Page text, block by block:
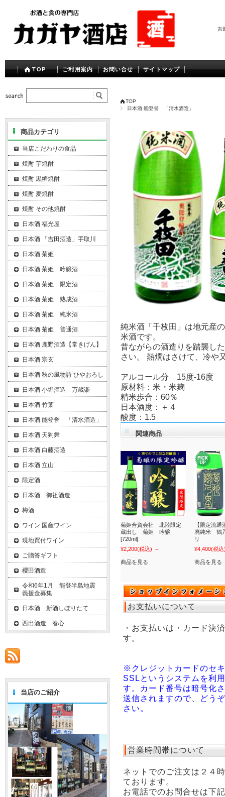
吉
TOP ご利用案内 お問い合せ サイトマップ
TOP
日本酒 能登誉 「清水酒造」
純米酒「千枚田」は地元産
米酒です。
昔ながらの酒造りを踏襲し
さい。 熱燗はさけて、冷や
アルコール分 15度-16度
原材料：米・米麹
精米歩合：60％
日本酒度：＋４
酸度：1.5
関連商品
菊姫合資会社 北陸限定
蔵出し 菊姫 吟醸
[720ml]
¥2,200(税込) ～
商品を見る
【限定流
廃純米 鶴
リ
¥4,400(税込
商品を見る
お支払いについて
・お支払いは・カード決
す。
※クレジットカードのセ
SSLというシステムを利
す。カード番号は暗号化
送信されますので、どう
さい。
営業時間帯について
ネットでのご注文は２４
ております。
お電話でのお問合せは下
商品カテゴリ
当店こだわりの食品
焼酎 芋焼酎
焼酎 黒糖焼酎
焼酎 麦焼酎
焼酎 その他焼酎
日本酒 福光屋
日本酒 「吉田酒造」手取川
日本酒 菊姫
日本酒 菊姫 吟醸酒
日本酒 菊姫 限定酒
日本酒 菊姫 熟成酒
日本酒 菊姫 純米酒
日本酒 菊姫 普通酒
日本酒 鹿野酒造【常きげん】
日本酒 宗玄
日本酒 秋の風物詩 ひやおろし
日本酒 小堀酒造 万歳楽
日本酒 竹葉
日本酒 能登誉 「清水酒造」
日本酒 天狗舞
日本酒 白藤酒造
日本酒 立山
限定酒
日本酒 御祖酒造
梅酒
ワイン 国産ワイン
現地買付ワイン
ご贈答ギフト
櫻田酒造
令和6年1月 能登半島地震
義援金募集
日本酒 新酒しぼりたて
西出酒造 春心
当店のご紹介